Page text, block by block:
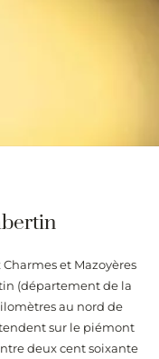
et Mazoyères
(département de la
au nord de
sur le piémont
deux cent soixante